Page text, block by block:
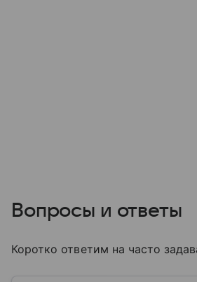
Вопросы и ответы
Коротко ответим на часто